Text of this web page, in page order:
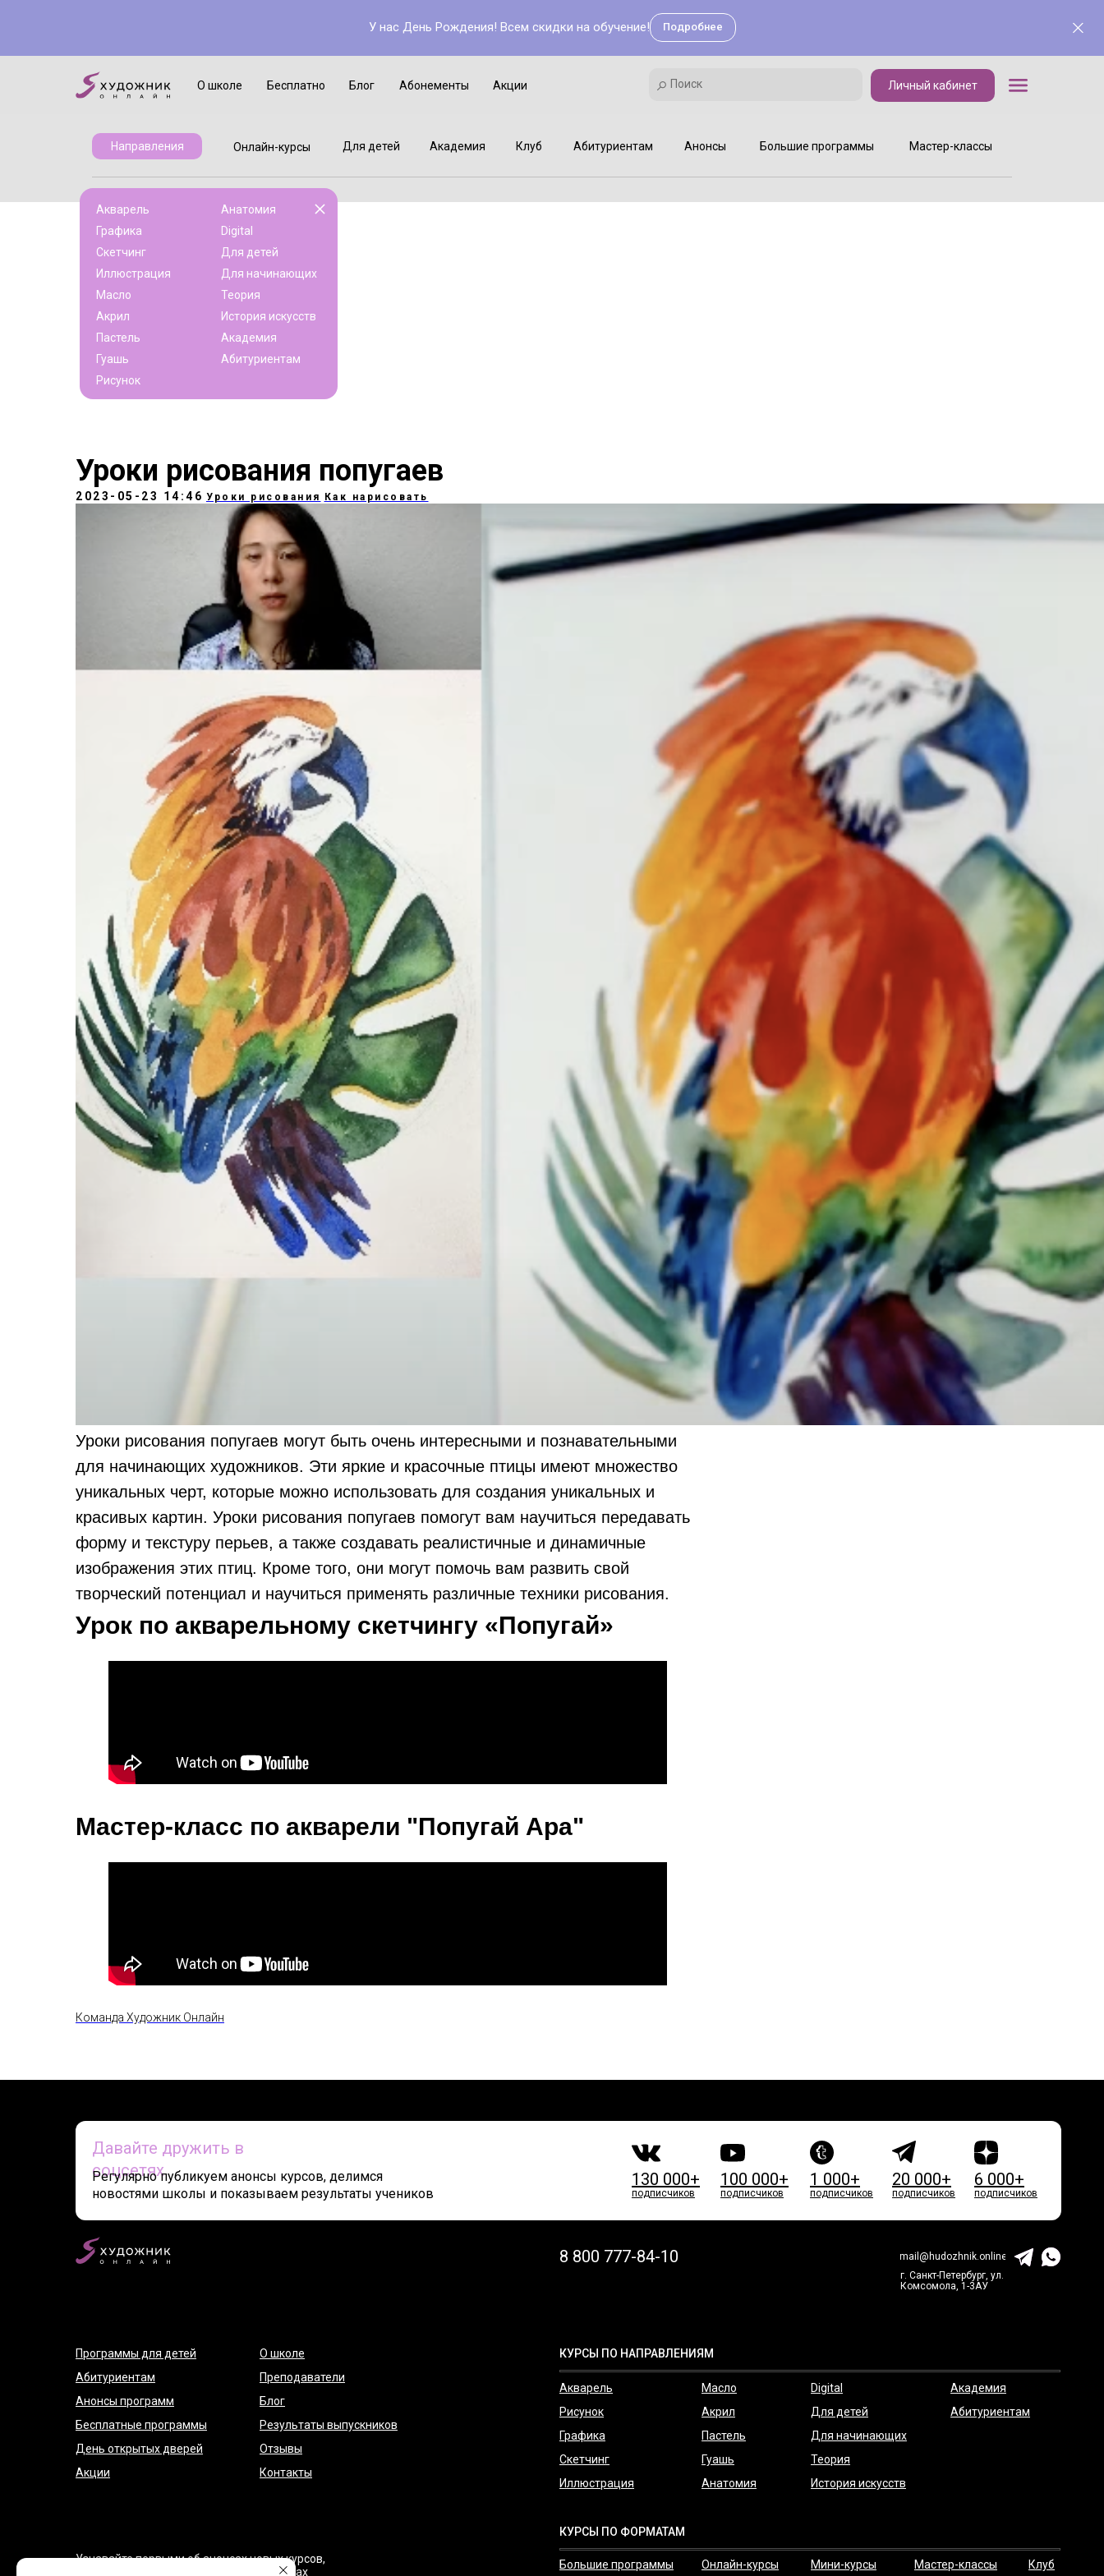
У нас День Рождения! Всем скидки на обучение! Подробнее
Блог Акции
Абонементы
О школе Бесплатно Личный кабинет
Поиск
Мастер-классы
Для детей Академия Клуб Абитуриентам Анонсы Большие программы
Онлайн-курсы
Направления
Поиск
Академия Клуб Мастер-классы
Акварель
Графика
Скетчинг
Иллюстрация
Масло
Акрил
Пастель
Гуашь
Рисунок
Анатомия
Digital
Для детей
Для начинающих
Теория
История искусств
Академия
Абитуриентам
Уроки рисования попугаев
2023-05-23 14:46 Уроки рисования Как нарисовать
Уроки рисования попугаев могут быть очень интересными и познавательными
для начинающих художников. Эти яркие и красочные птицы имеют множество
уникальных черт, которые можно использовать для создания уникальных и
красивых картин. Уроки рисования попугаев помогут вам научиться передавать
форму и текстуру перьев, а также создавать реалистичные и динамичные
изображения этих птиц. Кроме того, они могут помочь вам развить свой
творческий потенциал и научиться применять различные техники рисования.
Урок по акварельному скетчингу «Попугай»
Мастер-класс по акварели "Попугай Ара"
Команда Художник Онлайн
г. Санкт-Петербург, ул.
Комсомола, 1-3АУ
130 000+
подписчиков
100 000+
подписчиков подписчиков
1 000+
Давайте дружить в
соцсетях
mail@hudozhnik.online
Узнавайте первыми об анонсах новых курсов,
закрытых акциях и максимальных скидках
Регулярно публикуем анонсы курсов, делимся
новостями школы и показываем результаты учеников
8 800 777-84-10
КУРСЫ ПО НАПРАВЛЕНИЯМ
КУРСЫ ПО ФОРМАТАМ
Программы для детей
Абитуриентам
Анонсы программ
Бесплатные программы
День открытых дверей
Акции
О школе
Преподаватели
Блог
Результаты выпускников
Отзывы
Контакты
Акварель
Рисунок
Графика
Скетчинг
Иллюстрация
Масло
Акрил
Пастель
Гуашь
Анатомия
Digital
Для детей
Для начинающих
Теория
История искусств
Большие программы Онлайн-курсы Мини-курсы Мастер-классы Клуб
Академия
Абитуриентам
подписчиков
20 000+
подписчиков
6 000+